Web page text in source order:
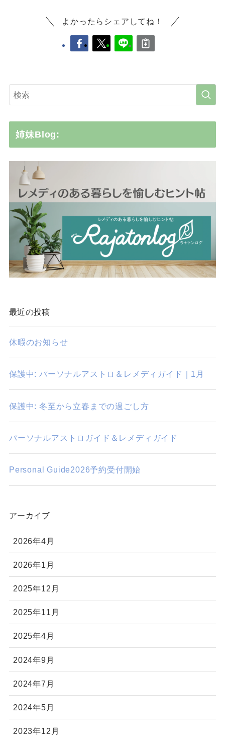
よかったらシェアしてね！
姉妹Blog:
最近の投稿
休暇のお知らせ
保護中: パーソナルアストロ＆レメディガイド｜1月
保護中: 冬至から立春までの過ごし方
パーソナルアストロガイド＆レメディガイド
Personal Guide2026予約受付開始
アーカイブ
2026年4月
2026年1月
2025年12月
2025年11月
2025年4月
2024年9月
2024年7月
2024年5月
2023年12月